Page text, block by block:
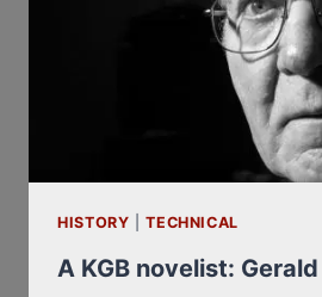
HISTORY |TECHNICAL
A KGB novelist: